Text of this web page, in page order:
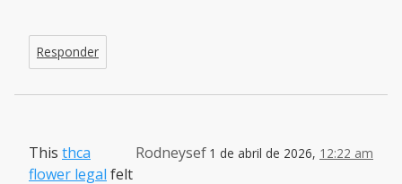
Responder
Rodneysef 1 de abril de 2026, 12:22 am
This thca
flower legal felt